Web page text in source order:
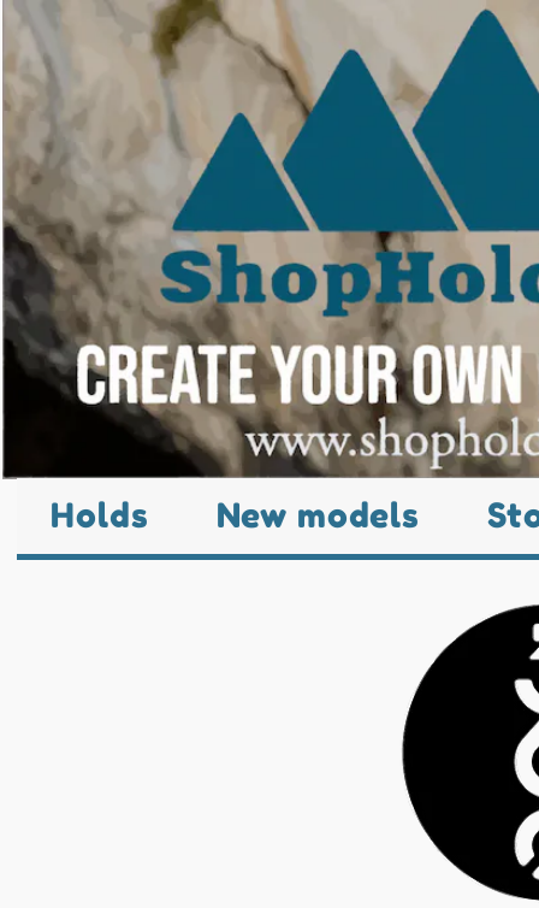
Holds New models